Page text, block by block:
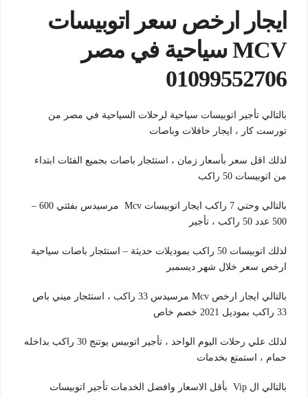
ايجار ارخص سعر اتوبيسات
MCV سياحية في مصر
01099552706
بالتالي تأجير اتوبيسات سياحية لرحلات السياحية في مصر من
تورست كار ، ايجار حافلات وباصات
لذلك اقل سعر بأسعار زمان ، استئجار باصات بجميع الفئات ابتداء
من اتوبيسات 50 راكب
بالتالي وحتي 7 راكب ايجار اتوبيسات Mcv مرسيدس بفئتي 600 –
500 عدد 50 راكب ، تأجير
لذلك اتوبيسات 50 راكب بموديلات حديثة – استئجار باصات سياحية
ارخص سعر خلال شهر ديسمبر
بالتالي ايجار ارخص Mcv مرسيدس 33 راكب ، استئجار ميني باص
33 راكب بموديل 2021 خصم خاص
لذلك علي رحلات اليوم الواحد ، تأجير اتوبيس يوتنج 30 راكب بداخله
حمام ، استمتع بخدمات
بالتالي ال Vip بأقل الاسعار وافضل الخدمات تأجير اتوبيسات